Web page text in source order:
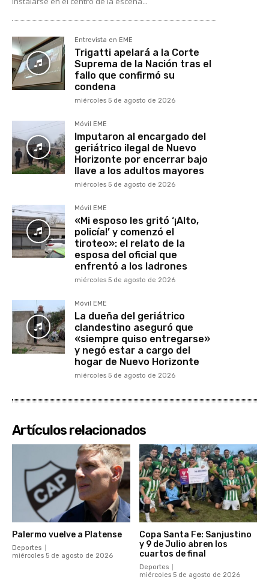
Entrevista en EME
Trigatti apelará a la Corte
Suprema de la Nación tras el
fallo que confirmó su
condena
miércoles 5 de agosto de 2026
Móvil EME
Imputaron al encargado del
geriátrico ilegal de Nuevo
Horizonte por encerrar bajo
llave a los adultos mayores
miércoles 5 de agosto de 2026
Móvil EME
«Mi esposo les gritó ‘¡Alto,
policía!’ y comenzó el
tiroteo»: el relato de la
esposa del oficial que
enfrentó a los ladrones
miércoles 5 de agosto de 2026
Móvil EME
La dueña del geriátrico
clandestino aseguró que
«siempre quiso entregarse»
y negó estar a cargo del
hogar de Nuevo Horizonte
miércoles 5 de agosto de 2026
Artículos relacionados
Palermo vuelve a Platense
Deportes
miércoles 5 de agosto de 2026
Copa Santa Fe: Sanjustino
y 9 de Julio abren los
cuartos de final
Deportes
miércoles 5 de agosto de 2026